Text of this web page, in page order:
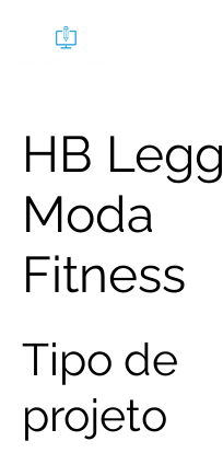
HB Legg
Moda
Fitness
Tipo de
projeto